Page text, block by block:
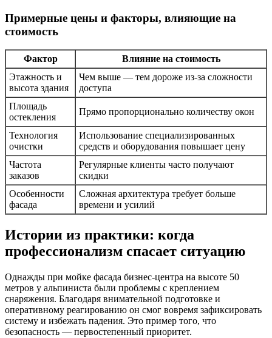
Примерные цены и факторы, влияющие на
стоимость
Фактор
Влияние на стоимость
Этажность и
высота здания
Чем выше — тем дороже из-за сложности
доступа
Площадь
остекления
Прямо пропорционально количеству окон
Технология
очистки
Использование специализированных
средств и оборудования повышает цену
Частота
заказов
Регулярные клиенты часто получают
скидки
Особенности
фасада
Сложная архитектура требует больше
времени и усилий
Истории из практики: когда
профессионализм спасает ситуацию
Однажды при мойке фасада бизнес-центра на высоте 50
метров у альпиниста были проблемы с креплением
снаряжения. Благодаря внимательной подготовке и
оперативному реагированию он смог вовремя зафиксировать
систему и избежать падения. Это пример того, что
безопасность — первостепенный приоритет.